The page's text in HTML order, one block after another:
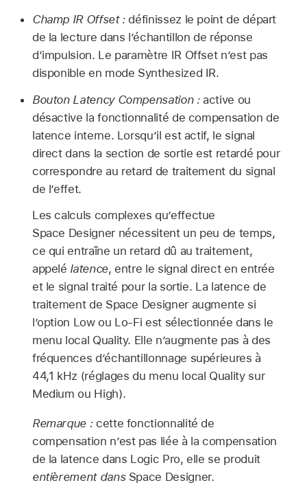
Champ IR Offset :définissez le point de départ
de la lecture dans l’échantillon de réponse
d’impulsion. Le paramètre IR Offset n’est pas
disponible en mode Synthesized IR.
Bouton Latency Compensation :active ou
désactive la fonctionnalité de compensation de
latence interne. Lorsqu’il est actif, le signal
direct dans la section de sortie est retardé pour
correspondre au retard de traitement du signal
de l’effet.
Les calculs complexes qu’effectue
Space Designer nécessitent un peu de temps,
ce qui entraîne un retard dû au traitement,
appelé latence, entre le signal direct en entrée
et le signal traité pour la sortie. La latence de
traitement de Space Designer augmente si
l’option Low ou Lo-Fi est sélectionnée dans le
menu local Quality. Elle n’augmente pas à des
fréquences d’échantillonnage supérieures à
44,1 kHz (réglages du menu local Quality sur
Medium ou High).
Remarque : cette fonctionnalité de
compensation n’est pas liée à la compensation
de la latence dans Logic Pro, elle se produit
entièrement dansSpace Designer.